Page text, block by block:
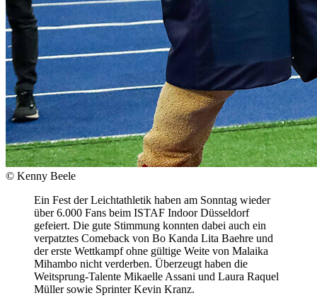
© Kenny Beele
Ein Fest der Leichtathletik haben am Sonntag wieder
über 6.000 Fans beim ISTAF Indoor Düsseldorf
gefeiert. Die gute Stimmung konnten dabei auch ein
verpatztes Comeback von Bo Kanda Lita Baehre und
der erste Wettkampf ohne gültige Weite von Malaika
Mihambo nicht verderben. Überzeugt haben die
Weitsprung-Talente Mikaelle Assani und Laura Raquel
Müller sowie Sprinter Kevin Kranz.